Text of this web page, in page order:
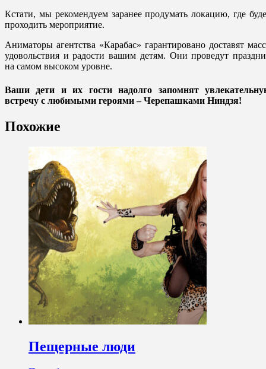
Кстати, мы рекомендуем заранее продумать локацию, где
проходить мероприятие.
Аниматоры агентства «Карабас» гарантировано доставят
удовольствия и радости вашим детям. Они проведут
на самом высоком уровне.
Ваши дети и их гости надолго запомнят
встречу с любимыми героями – Черепашками Ниндзя!
Похожие
Пещерные люди